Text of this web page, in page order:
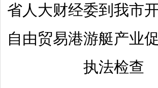
省人大财经委到我市
自由贸易港游艇产业
执法检查